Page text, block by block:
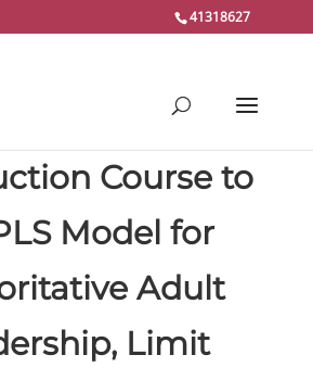
41318627
Course to
Model for
Adult
Limit